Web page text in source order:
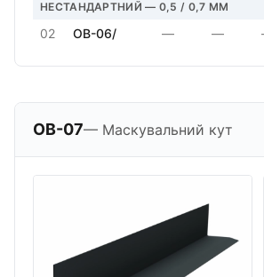
НЕСТАНДАРТНИЙ — 0,5 / 0,7 MM
02 OB-06/ — —
OB-07— Маскувальний кут